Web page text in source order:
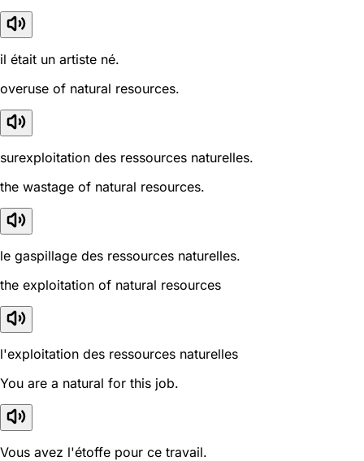
il était un artiste né.
overuse of natural resources.
surexploitation des ressources naturelles.
the wastage of natural resources.
le gaspillage des ressources naturelles.
the exploitation of natural resources
l'exploitation des ressources naturelles
You are a natural for this job.
Vous avez l'étoffe pour ce travail.